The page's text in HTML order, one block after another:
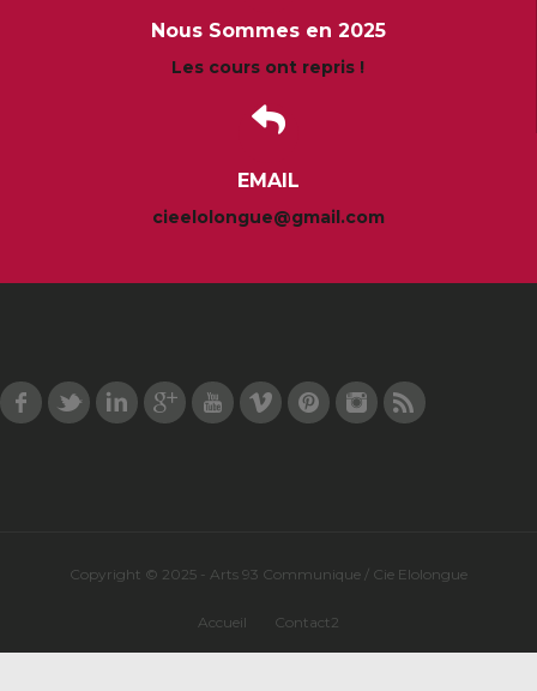
Nous Sommes en 2025
Les cours ont repris !
EMAIL
cieelolongue@gmail.com
FacebookTwitterLinkedInGoogle Plus
YoutubeVimeoPinterestInstagram
Copyright © 2025 - Arts 93 Communique / Cie Elolongue
Accueil Contact2